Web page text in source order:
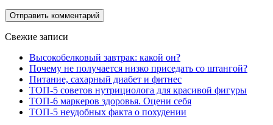
Свежие записи
Высокобелковый завтрак: какой он?
Почему не получается низко приседать со штангой?
Питание, сахарный диабет и фитнес
ТОП-5 советов нутрициолога для красивой фигуры
ТОП-6 маркеров здоровья. Оцени себя
ТОП-5 неудобных факта о похудении